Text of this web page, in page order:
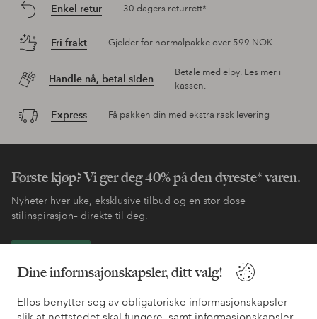
Dine informsajonskapsler, ditt valg!
Ellos benytter seg av obligatoriske informasjonskapsler
Enkel retur 30 dagers returrett*
Fri frakt Gjelder for normalpakke over 599 NOK
Handle nå, betal siden
Betale med elpy. Les mer i
kassen.
Express Få pakken din med ekstra rask levering
Første kjøp? Vi ger deg 40% på den dyreste* varen.
Nyheter hver uke, eksklusive tilbud og en stor dose
stilinspirasjon– direkte til deg.